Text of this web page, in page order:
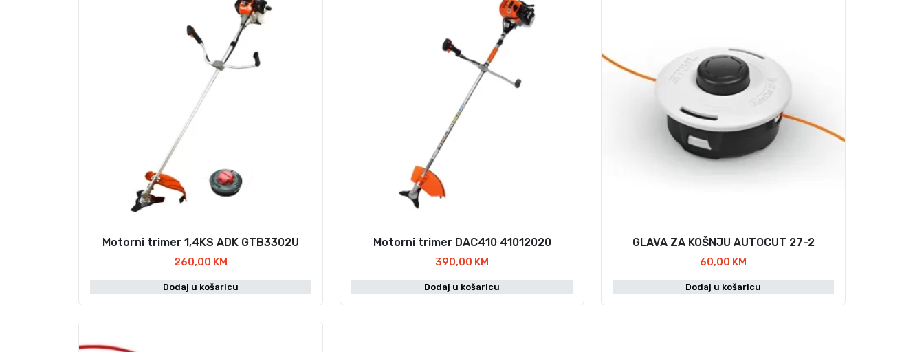
Motorni trimer 1,4KS ADK GTB3302U
260,00 KM
Dodaj u košaricu
Motorni trimer DAC410 41012020
390,00 KM
Dodaj u košaricu
GLAVA ZA KOŠNJU AUTOCUT 27-2
60,00 KM
Dodaj u košaricu